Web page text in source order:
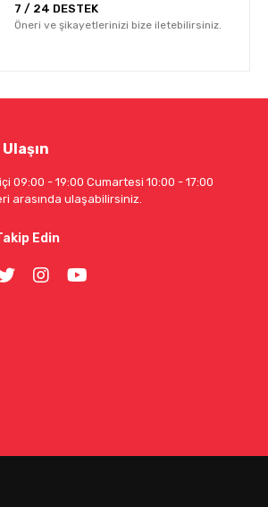
7 / 24 DESTEK
Öneri ve şikayetlerinizi bize iletebilirsiniz.
09:00 - 19:00 Cumartesi 10:00 - 17:00
arasında ulaşabilirsiniz.
Edin